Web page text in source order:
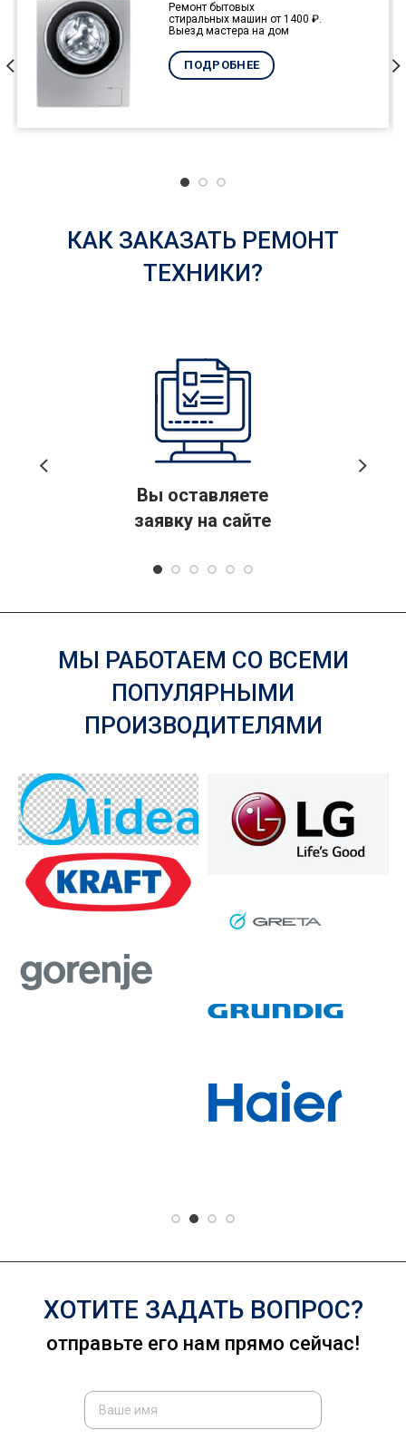
Ремонт бытовых
стиральных машин от 1400 ₽.
Выезд мастера на дом
ПОДРОБНЕЕ
КАК ЗАКАЗАТЬ РЕМОНТ
ТЕХНИКИ?
Вы оставляете
заявку на сайте
МЫ РАБОТАЕМ СО ВСЕМИ
ПОПУЛЯРНЫМИ
ПРОИЗВОДИТЕЛЯМИ
ХОТИТЕ ЗАДАТЬ ВОПРОС?
отправьте его нам прямо сейчас!